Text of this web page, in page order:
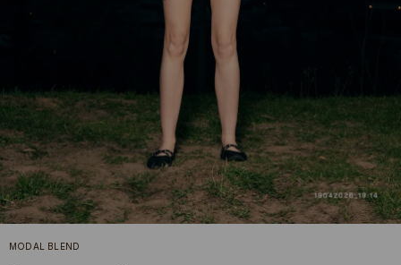
MODAL BLEND